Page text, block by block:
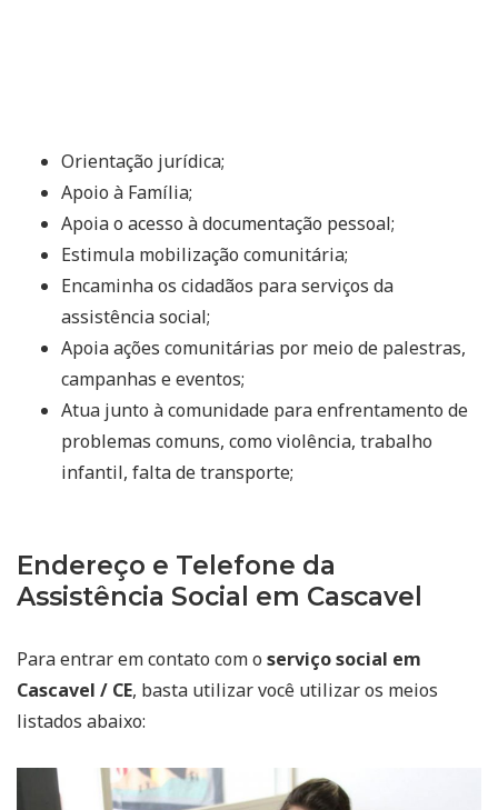
Orientação jurídica;
Apoio à Família;
Apoia o acesso à documentação pessoal;
Estimula mobilização comunitária;
Encaminha os cidadãos para serviços da
assistência social;
Apoia ações comunitárias por meio de palestras,
campanhas e eventos;
Atua junto à comunidade para enfrentamento de
problemas comuns, como violência, trabalho
infantil, falta de transporte;
Endereço e Telefone da
Assistência Social em Cascavel
Para entrar em contato com o serviço social em
Cascavel / CE, basta utilizar você utilizar os meios
listados abaixo: